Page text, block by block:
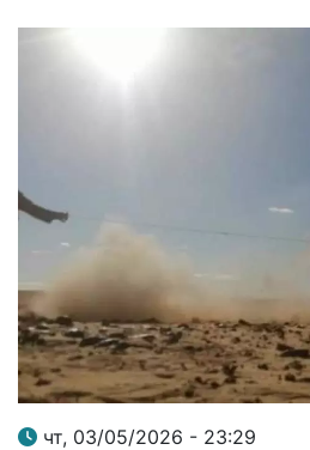
чт, 03/05/2026 - 23:29